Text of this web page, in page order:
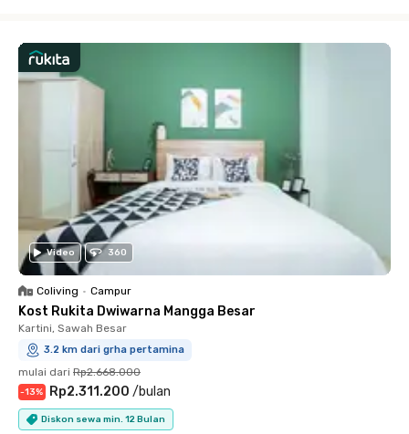
Video 360
Coliving • Campur
Kost Rukita Dwiwarna Mangga Besar
Kartini, Sawah Besar
3.2 km dari grha pertamina
mulai dari Rp2.668.000
-13% Rp2.311.200 /bulan
Diskon sewa min. 12 Bulan